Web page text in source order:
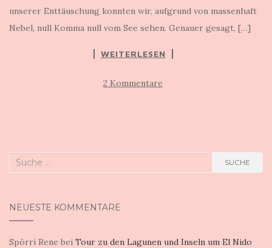
unserer Enttäuschung konnten wir, aufgrund von massenhaft
Nebel, null Komma null vom See sehen. Genauer gesagt, […]
WEITERLESEN
2 Kommentare
Suche
SUCHE
NEUESTE KOMMENTARE
Spörri Rene bei Tour zu den Lagunen und Inseln um El Nido